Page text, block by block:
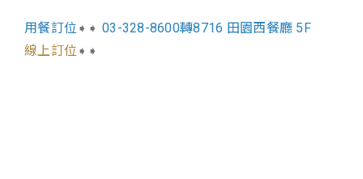
用餐訂位 ➧➧ 03-328-8600轉8716 田園西餐廳 5F
線上訂位 ➧➧